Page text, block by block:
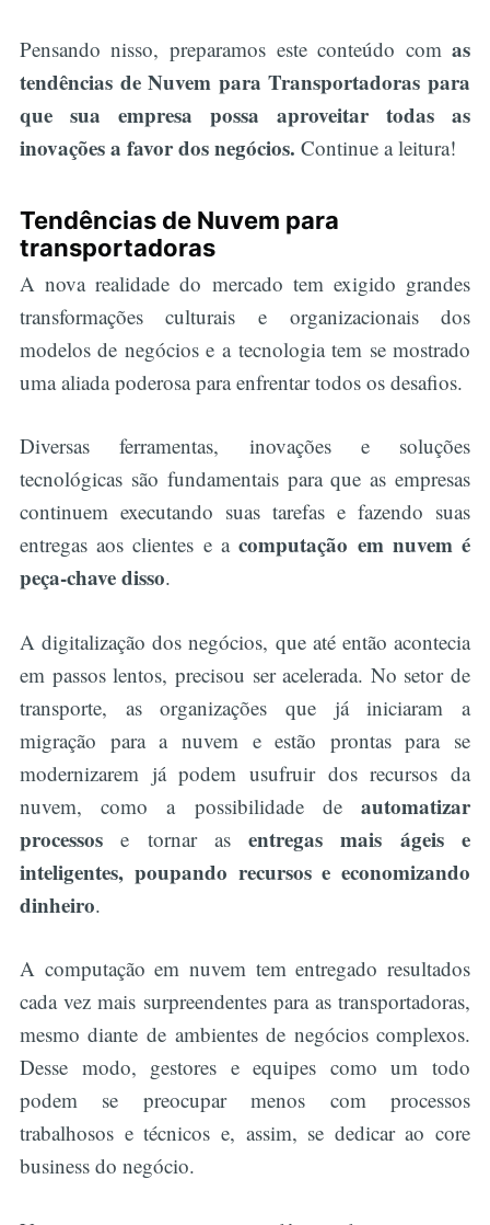
Pensando nisso, preparamos este conteúdo comas
tendências de Nuvem para Transportadoras para
que sua empresa possa aproveitar todas as
inovações a favor dos negócios. Continue a leitura!
Tendências de Nuvem para
transportadoras
A nova realidade do mercado tem exigido grandes
transformações culturais e organizacionais dos
modelos de negócios e a tecnologia tem se mostrado
uma aliada poderosa para enfrentar todos os desafios.
Diversas ferramentas, inovações e soluções
tecnológicas são fundamentais para que as empresas
continuem executando suas tarefas e fazendo suas
entregas aos clientes e acomputação em nuvem é
peça-chave disso.
A digitalização dos negócios, que até então acontecia
em passos lentos, precisou ser acelerada. No setor de
transporte, as organizações que já iniciaram a
migração para a nuvem e estão prontas para se
modernizarem já podem usufruir dos recursos da
nuvem, como a possibilidade deautomatizar
processose tornar asentregas mais ágeis e
inteligentes, poupando recursos e economizando
dinheiro.
A computação em nuvem tem entregado resultados
cada vez mais surpreendentes para as transportadoras,
mesmo diante de ambientes de negócios complexos.
Desse modo, gestores e equipes como um todo
podem se preocupar menos com processos
trabalhosos e técnicos e, assim, se dedicar ao core
business do negócio.